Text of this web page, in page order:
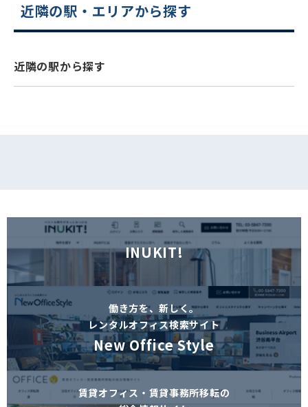
電話でお問い合わせ
近隣の駅・エリアから探す
近隣の駅から探す
INUKIT!
働き方を、新しく。
レンタルオフィス検索サイト
New Office Style
賃貸オフィス・賃貸事務所移転の